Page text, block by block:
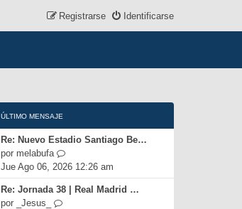
Identificarse
Registrarse
ÚLTIMO MENSAJE
Re: Nuevo Estadio Santiago Be…
por melabufa
V
e
r
ú
Jue Ago 06, 2026 12:26 am
Re: Jornada 38 | Real Madrid …
por
_Jesus_
V